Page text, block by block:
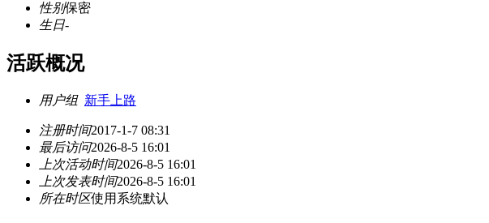
性别保密
生日-
活跃概况
用户组 新手上路
注册时间2017-1-7 08:31
最后访问2026-8-5 16:01
上次活动时间2026-8-5 16:01
上次发表时间2026-8-5 16:01
所在时区使用系统默认